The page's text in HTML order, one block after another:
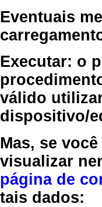
Eventuais
Executar: o
válido
dispositivo/
Mas, se
visualizar
página de
tais dados: